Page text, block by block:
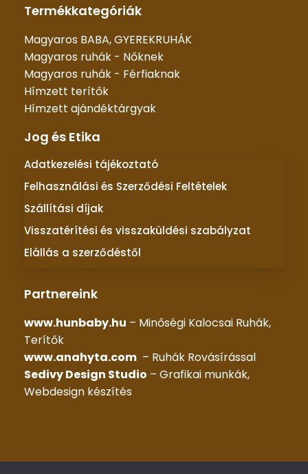
Termékkategóriák
Magyaros BABA, GYEREKRUHÁK
Magyaros ruhák - Nőknek
Magyaros ruhák - Férfiaknak
Hímzett terítők
Hímzett ajándéktárgyak
Jog és Etika
Adatkezelési tájékoztató
Felhasználási és Szerződési Feltételek
Szállítási díjak
Visszatérítési és visszaküldési szabályzat
Elállás a szerződéstől
Partnereink
www.hunbaby.hu – Minőségi Kalocsai Ruhák,
Terítők
www.anahyta.com – Ruhák Rovásírással
Sedivy Design Studio – Grafikai munkák,
Webdesign készítés